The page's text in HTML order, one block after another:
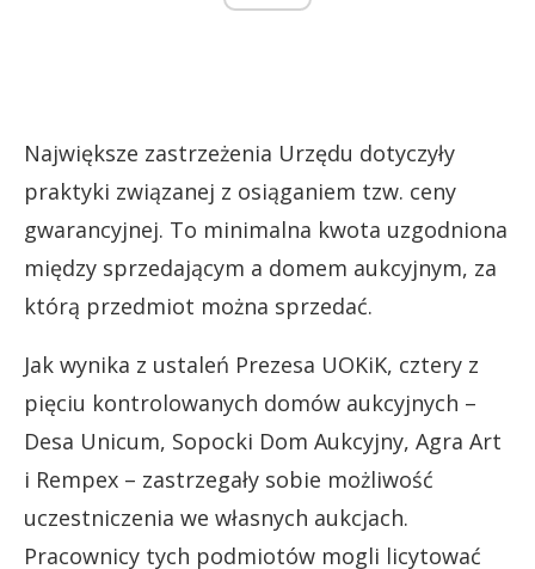
Największe zastrzeżenia Urzędu dotyczyły
praktyki związanej z osiąganiem tzw. ceny
gwarancyjnej. To minimalna kwota uzgodniona
między sprzedającym a domem aukcyjnym, za
którą przedmiot można sprzedać.
Jak wynika z ustaleń Prezesa UOKiK, cztery z
pięciu kontrolowanych domów aukcyjnych –
Desa Unicum, Sopocki Dom Aukcyjny, Agra Art
i Rempex – zastrzegały sobie możliwość
uczestniczenia we własnych aukcjach.
Pracownicy tych podmiotów mogli licytować